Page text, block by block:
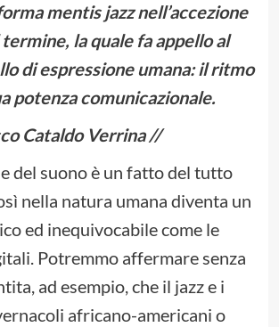
mentis jazz nell’accezione
la quale fa appello al
di espressione umana: il ritmo
potenza comunicazionale.
Cataldo Verrina //
del suono è un fatto del tutto
nella natura umana diventa un
ed inequivocabile come le
Potremmo affermare senza
ad esempio, che il jazz e i
africano-americani o